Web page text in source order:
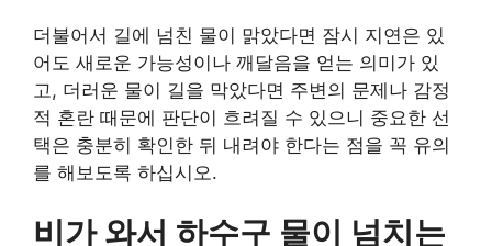
더불어서 길에 넘친 물이 맑았다면 잠시 지연은 있
어도 새로운 가능성이나 깨달음을 얻는 의미가 있
고, 더러운 물이 길을 막았다면 주변의 문제나 감정
적 혼란 때문에 판단이 흐려질 수 있으니 중요한 선
택은 충분히 확인한 뒤 내려야 한다는 점을 꼭 유의
를 해보도록 하십시오.
비가 와서 하수구 물이 넘치는